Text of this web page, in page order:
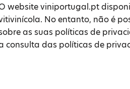
website viniportugal.pt
No entanto, não é
as suas políticas de
consulta das políticas de